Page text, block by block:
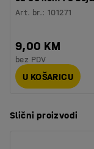
Art. br.:101271
9,00 KM
bez PDV
U KOŠARICU
Slični proizvodi